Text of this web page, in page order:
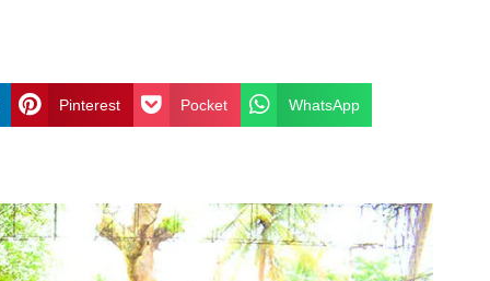
Pinterest Pocket WhatsApp